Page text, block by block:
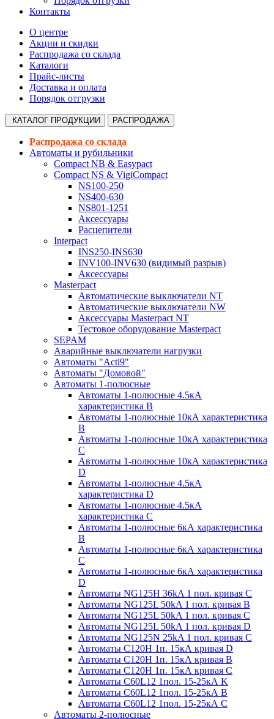
Контакты
О центре
Акции и скидки
Распродажа со склада
Каталоги
Прайс-листы
Доставка и оплата
Порядок отгрузки
КАТАЛОГ ПРОДУКЦИИ РАСПРОДАЖА
Распродажа со склада
Автоматы и рубильники
Compact NB & Easypact
Compact NS & VigiCompact
NS100-250
NS400-630
NS801-1251
Аксессуары
Расцепители
Interpact
INS250-INS630
INV100-INV630 (видимый разрыв)
Аксессуары
Masterpact
Автоматические выключатели NT
Автоматические выключатели NW
Аксессуары Masterpact NT
Тестовое оборудование Masterpact
SEPAM
Аварийные выключатели нагрузки
Автоматы "Acti9"
Автоматы "Домовой"
Автоматы 1-полюсные
Автоматы 1-полюсные 4.5кА
характеристика В
Автоматы 1-полюсные 10кА характеристика
B
Автоматы 1-полюсные 10кА характеристика
C
Автоматы 1-полюсные 10кА характеристика
D
Автоматы 1-полюсные 4.5кА
характеристика D
Автоматы 1-полюсные 4.5кА
характеристика С
Автоматы 1-полюсные 6кА характеристика
B
Автоматы 1-полюсные 6кА характеристика
C
Автоматы 1-полюсные 6кА характеристика
D
Автоматы NG125H 36kA 1 пол. кривая C
Автоматы NG125L 50kA 1 пол. кривая B
Автоматы NG125L 50kA 1 пол. кривая C
Автоматы NG125L 50kA 1 пол. кривая D
Автоматы NG125N 25kA 1 пол. кривая C
Автоматы С120H 1п. 15кА кривая D
Автоматы С120H 1п. 15кА кривая В
Автоматы С120H 1п. 15кА кривая С
Автоматы С60L12 1пол. 15-25кА K
Автоматы С60L12 1пол. 15-25кА В
Автоматы С60L12 1пол. 15-25кА С
Автоматы 2-полюсные